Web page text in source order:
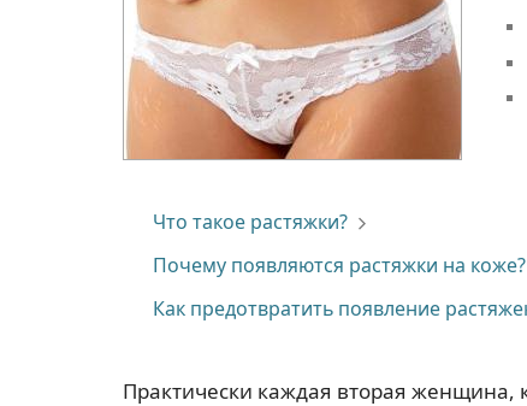
Что такое растяжки?
Почему появляются растяжки на коже?
Как предотвратить появление
Практически каждая вторая женщина,